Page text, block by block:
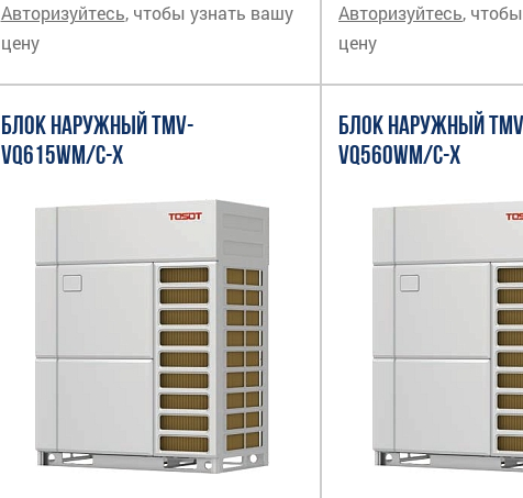
Авторизуйтесь, чтобы узнать вашу
цену
Авторизуйтесь,
цену
БЛОК НАРУЖНЫЙ TMV-
VQ615WM/C-X
БЛОК НАРУЖНЫЙ
VQ560WM/C-X